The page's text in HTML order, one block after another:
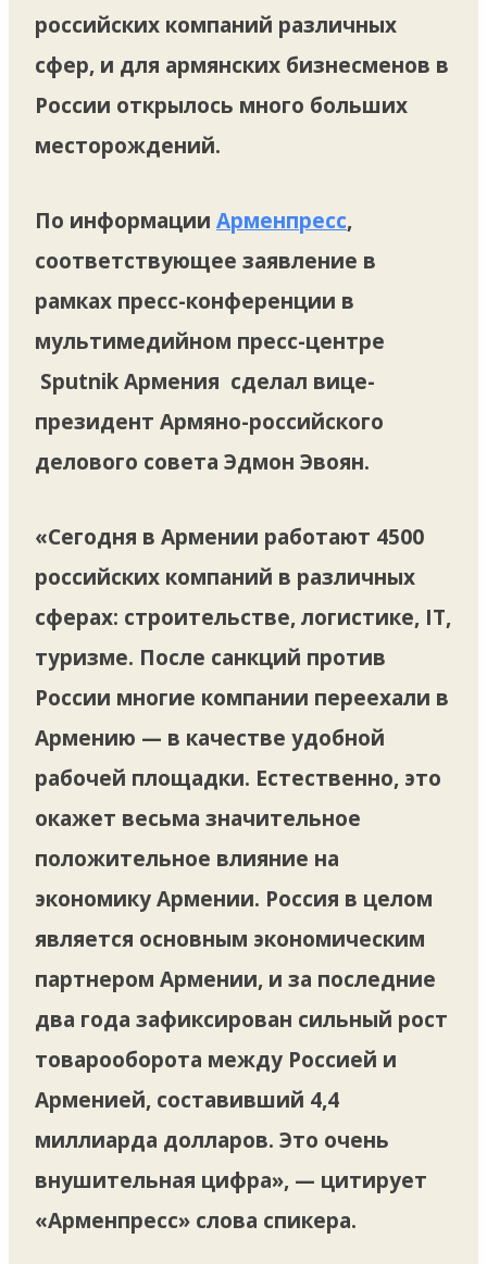
российских компаний различных
сфер, и для армянских бизнесменов в
России открылось много больших
месторождений.
По информации Арменпресс,
соответствующее заявление в
рамках пресс-конференции в
мультимедийном пресс-центре
Sputnik Армения сделал вице-
президент Армяно-российского
делового совета Эдмон Эвоян.
«Сегодня в Армении работают 4500
российских компаний в различных
сферах: строительстве, логистике, IT,
туризме. После санкций против
России многие компании переехали в
Армению — в качестве удобной
рабочей площадки. Естественно, это
окажет весьма значительное
положительное влияние на
экономику Армении. Россия в целом
является основным экономическим
партнером Армении, и за последние
два года зафиксирован сильный рост
товарооборота между Россией и
Арменией, составивший 4,4
миллиарда долларов. Это очень
внушительная цифра», — цитирует
«Арменпресс» слова спикера.